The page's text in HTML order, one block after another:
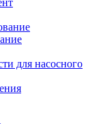
для насосного